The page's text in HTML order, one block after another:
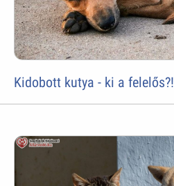
Kidobott kutya - ki a felelős?!